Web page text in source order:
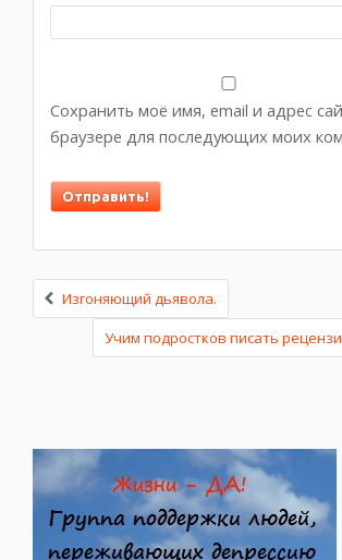
Сохранить моё имя, email и адрес
браузере для последующих моих
Изгоняющий дьявола.
Учим подростков писать